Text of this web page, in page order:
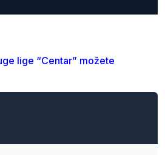
lige “Centar” možete